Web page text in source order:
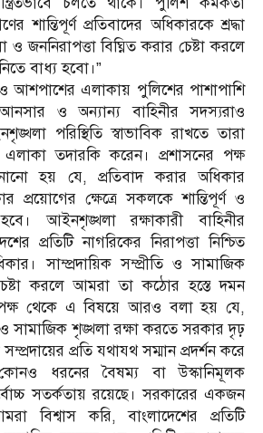
শান্তিপূর্ণ প্রতিবাদের অধিকারকে শ্রদ্ধা
জননিরাপত্তা বিঘ্নিত করার চেষ্টা করলে
বাধ্য হবো।”
আশপাশের এলাকায় পুলিশের পাশাপাশি
আনসার ও অন্যান্য বাহিনীর সদস্যরাও
পরিস্থিতি স্বাভাবিক রাখতে তারা
তদারকি করেন। প্রশাসনের পক্ষ
হয় যে, প্রতিবাদ করার অধিকার
প্রয়োগের ক্ষেত্রে সকলকে শান্তিপূর্ণ ও
আইনশৃঙ্খলা রক্ষাকারী বাহিনীর
প্রতিটি নাগরিকের নিরাপত্তা নিশ্চিত
সাম্প্রদায়িক সম্প্রীতি ও সামাজিক
চেষ্টা করলে আমরা তা কঠোর হস্তে দমন
থেকে এ বিষয়ে আরও বলা হয় যে,
ও সামাজিক শৃঙ্খলা রক্ষা করতে সরকার দৃঢ়
প্রতি যথাযথ সম্মান প্রদর্শন করে
ধরনের বৈষম্য বা উস্কানিমূলক
সতর্কতায় রয়েছে। সরকারের একজন
বিশ্বাস করি, বাংলাদেশের প্রতিটি